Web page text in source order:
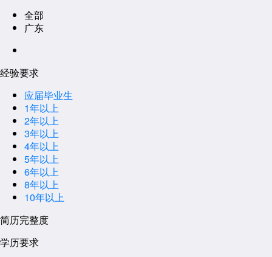
全部
广东
经验要求
应届毕业生
1年以上
2年以上
3年以上
4年以上
5年以上
6年以上
8年以上
10年以上
简历完整度
学历要求